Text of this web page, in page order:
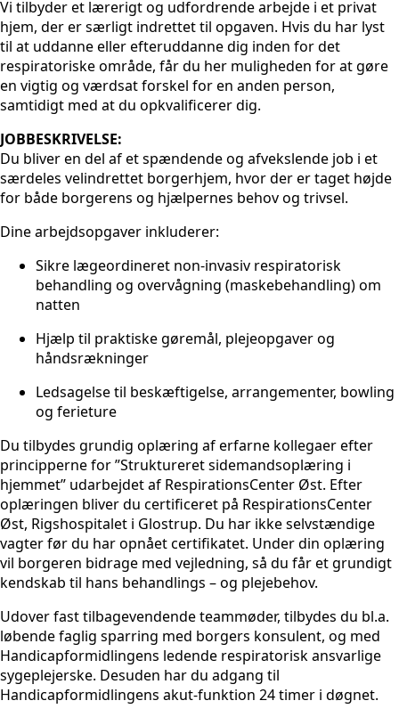
Vi tilbyder et lærerigt og udfordrende arbejde i et privat
hjem, der er særligt indrettet til opgaven. Hvis du har lyst
til at uddanne eller efteruddanne dig inden for det
respiratoriske område, får du her muligheden for at gøre
en vigtig og værdsat forskel for en anden person,
samtidigt med at du opkvalificerer dig.
JOBBESKRIVELSE:
Du bliver en del af et spændende og afvekslende job i et
særdeles velindrettet borgerhjem, hvor der er taget højde
for både borgerens og hjælpernes behov og trivsel.
Dine arbejdsopgaver inkluderer:
Sikre lægeordineret non-invasiv respiratorisk
behandling og overvågning (maskebehandling) om
natten
Hjælp til praktiske gøremål, plejeopgaver og
håndsrækninger
Ledsagelse til beskæftigelse, arrangementer, bowling
og ferieture
Du tilbydes grundig oplæring af erfarne kollegaer efter
principperne for ”Struktureret sidemandsoplæring i
hjemmet” udarbejdet af RespirationsCenter Øst. Efter
oplæringen bliver du certificeret på RespirationsCenter
Øst, Rigshospitalet i Glostrup. Du har ikke selvstændige
vagter før du har opnået certifikatet. Under din oplæring
vil borgeren bidrage med vejledning, så du får et grundigt
kendskab til hans behandlings – og plejebehov.
Udover fast tilbagevendende teammøder, tilbydes du bl.a.
løbende faglig sparring med borgers konsulent, og med
Handicapformidlingens ledende respiratorisk ansvarlige
sygeplejerske. Desuden har du adgang til
Handicapformidlingens akut-funktion 24 timer i døgnet.